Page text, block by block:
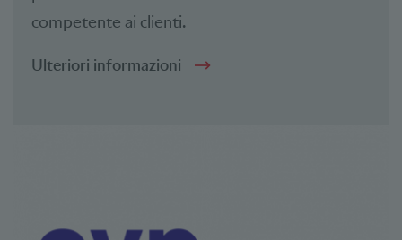
competente ai clienti.
Ulteriori informazioni